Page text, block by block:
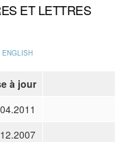
ET LETTRES
ENGLISH
à jour